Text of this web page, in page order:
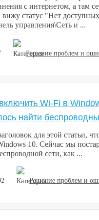
с интернетом, а там
вижу статус "Нет
управления\Сеть и ...
Решение проблем и
Wi-Fi в
найти
для этой статьи,
10. Сейчас мы
сети, как ...
Решение проблем и